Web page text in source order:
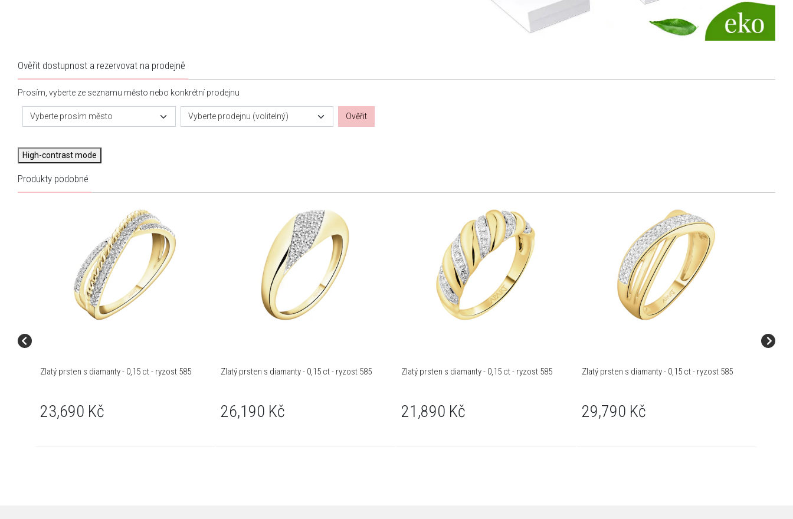
Ověřit dostupnost a rezervovat na prodejně
Prosím, vyberte ze seznamu město nebo konkrétní prodejnu
Vyberte prosím město Vyberte prodejnu (volitelný) Ověřit
High-contrast mode
Produkty podobné
Zlatý prsten s diamanty - 0,15 ct - ryzost 585
23,690 Kč
Zlatý prsten s diamanty - 0,15 ct - ryzost 585
26,190 Kč
Zlatý prsten s diamanty - 0,15 ct - ryzost 585
21,890 Kč
Zlatý prsten s diamanty - 0,15 ct - ryzost 585
29,790 Kč